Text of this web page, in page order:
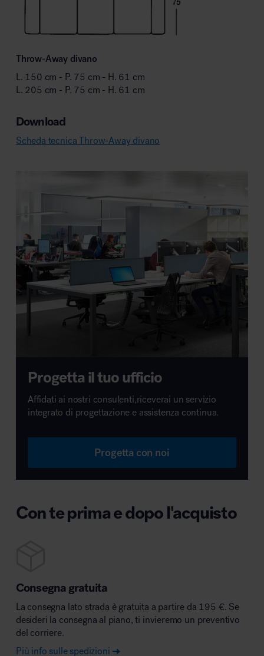
Throw-Away divano
L. 150 cm - P. 75 cm - H. 61 cm
L. 205 cm - P. 75 cm - H. 61 cm
Download
Scheda tecnica Throw-Away divano
Progetta il tuo ufficio
Affidati ai nostri consulenti,riceverai un servizio
integrato di progettazione e assistenza continua.
Progetta con noi
Con te prima e dopo l'acquisto
Consegna gratuita
La consegna lato strada è gratuita a partire da 195 €. Se
desideri la consegna al piano, ti invieremo un preventivo
del corriere.
Più info sulle spedizioni